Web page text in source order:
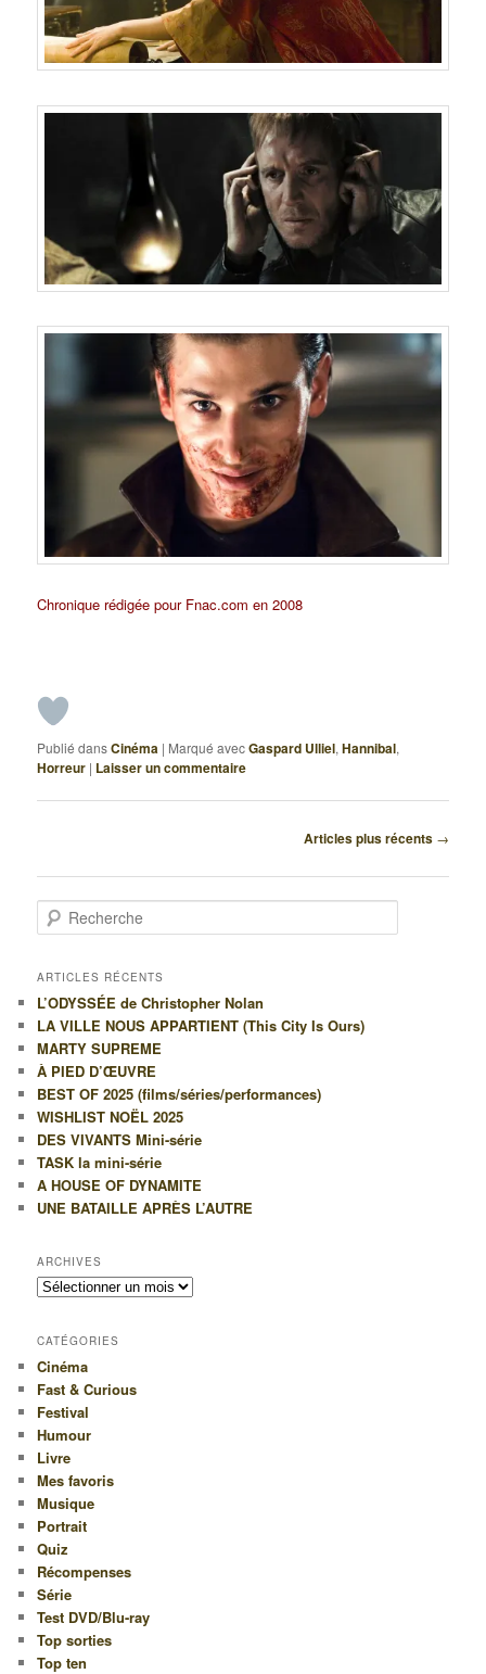
Chronique rédigée pour Fnac.com en 2008
Publié dansCinéma | Marqué avecGaspard Ulliel,Hannibal,
Horreur | Laisser un commentaire
articles
Articles plus récents →
e
h
r
c
h
e
ARTICLES RÉCENTS
L’ODYSSÉE de Christopher Nolan
LA VILLE NOUS APPARTIENT (This City Is Ours)
MARTY SUPREME
À PIED D’ŒUVRE
BEST OF 2025 (films/séries/performances)
WISHLIST NOËL 2025
DES VIVANTS Mini-série
TASK la mini-série
A HOUSE OF DYNAMITE
UNE BATAILLE APRÈS L’AUTRE
ARCHIVES
Archives
CATÉGORIES
Cinéma
Fast & Curious
Festival
Humour
Livre
Mes favoris
Musique
Portrait
Quiz
Récompenses
Série
Test DVD/Blu-ray
Top sorties
Top ten